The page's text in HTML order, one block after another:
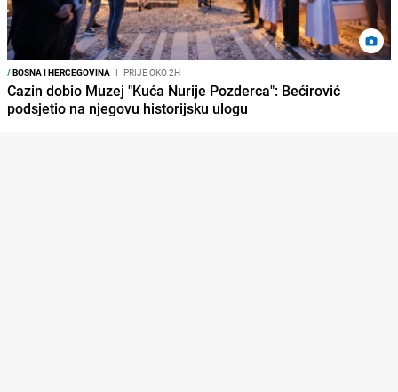
/BOSNA I HERCEGOVINA I PRIJE OKO 2H
Cazin dobio Muzej "Kuća Nurije Pozderca": Bećirović
podsjetio na njegovu historijsku ulogu